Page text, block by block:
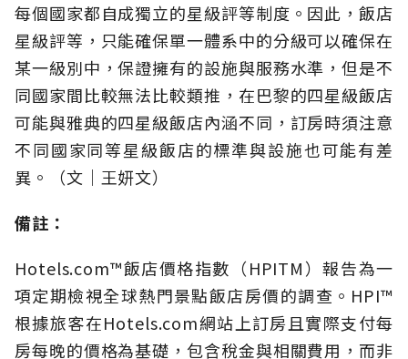
每個國家都自成獨立的星級評等制度。因此，飯店
星級評等，只能確保單一體系中的分級可以確保在
某一級別中，保證擁有的設施與服務水準，但是不
同國家間比較無法比較類推，在巴黎的四星級飯店
可能與雅典的四星級飯店內涵不同，訂房時須注意
不同國家同等星級飯店的標準與設施也可能有差
異。（文｜王妍文）
備註：
Hotels.com™飯店價格指數（HPITM）報告為一
項定期檢視全球熱門景點飯店房價的調查。HPI™
根據旅客在Hotels.com網站上訂房且實際支付每
房每晚的價格為基礎，包含稅金與相關費用，而非